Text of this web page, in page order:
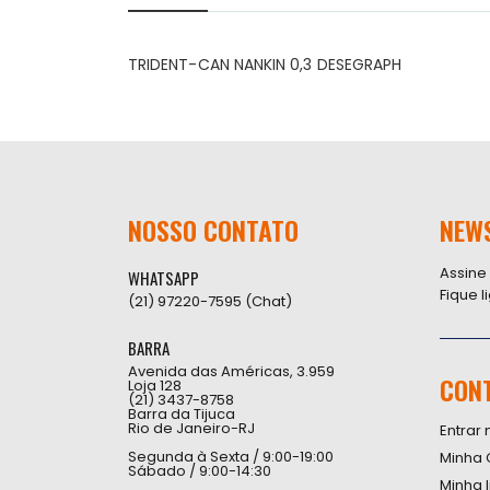
início
de
TRIDENT-CAN NANKIN 0,3 DESEGRAPH
NOSSO CONTATO
WHATSAPP
(21) 97220-7595 (Chat)
BARRA
Avenida das Américas, 3.959
Loja 128
(21) 3437-8758
Barra da Tijuca
Rio de Janeiro-RJ
Segunda à Sexta / 9:00-19:00
Sábado / 9:00-14:30
Fique
Entrar
Minha
Minha